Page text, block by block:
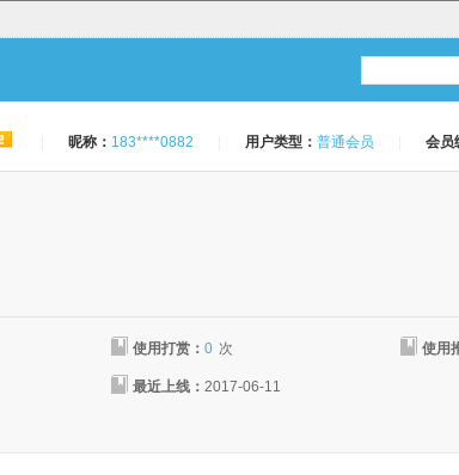
昵称： 183****0882 用户类型： 普通会员 会员
使用打赏：0 次 使用
最近上线：2017-06-11